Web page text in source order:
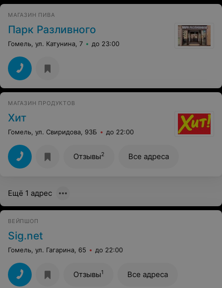
МАГАЗИН ПИВА
Парк Разливного
Гомель, ул. Катунина, 7 до 23:00
МАГАЗИН ПРОДУКТОВ
Хит
Гомель, ул. Свиридова, 93Б до 22:00
Отзывы2 Все адреса
Ещё 1 адрес
ВЕЙПШОП
Sig.net
Гомель, ул. Гагарина, 65 до 22:00
Отзывы1 Все адреса